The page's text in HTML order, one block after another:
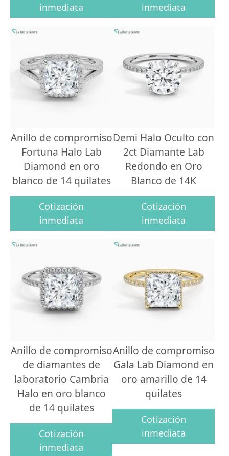
inmediata inmediata
Anillo de compromiso
Fortuna Halo Lab
Diamond en oro
blanco de 14 quilates
Cotización
inmediata
Demi Halo Oculto con
2ct Diamante Lab
Redondo en Oro
Blanco de 14K
Cotización
inmediata
Anillo de compromiso
de diamantes de
laboratorio Cambria
Halo en oro blanco
de 14 quilates
Cotización
inmediata
Anillo de compromiso
Gala Lab Diamond en
oro amarillo de 14
quilates
Cotización
inmediata